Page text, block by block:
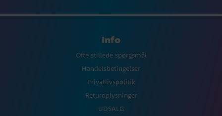
Info
Ofte stillede spørgsmål
Handelsbetingelser
Privatlivspolitik
Returoplysninger
UDSALG